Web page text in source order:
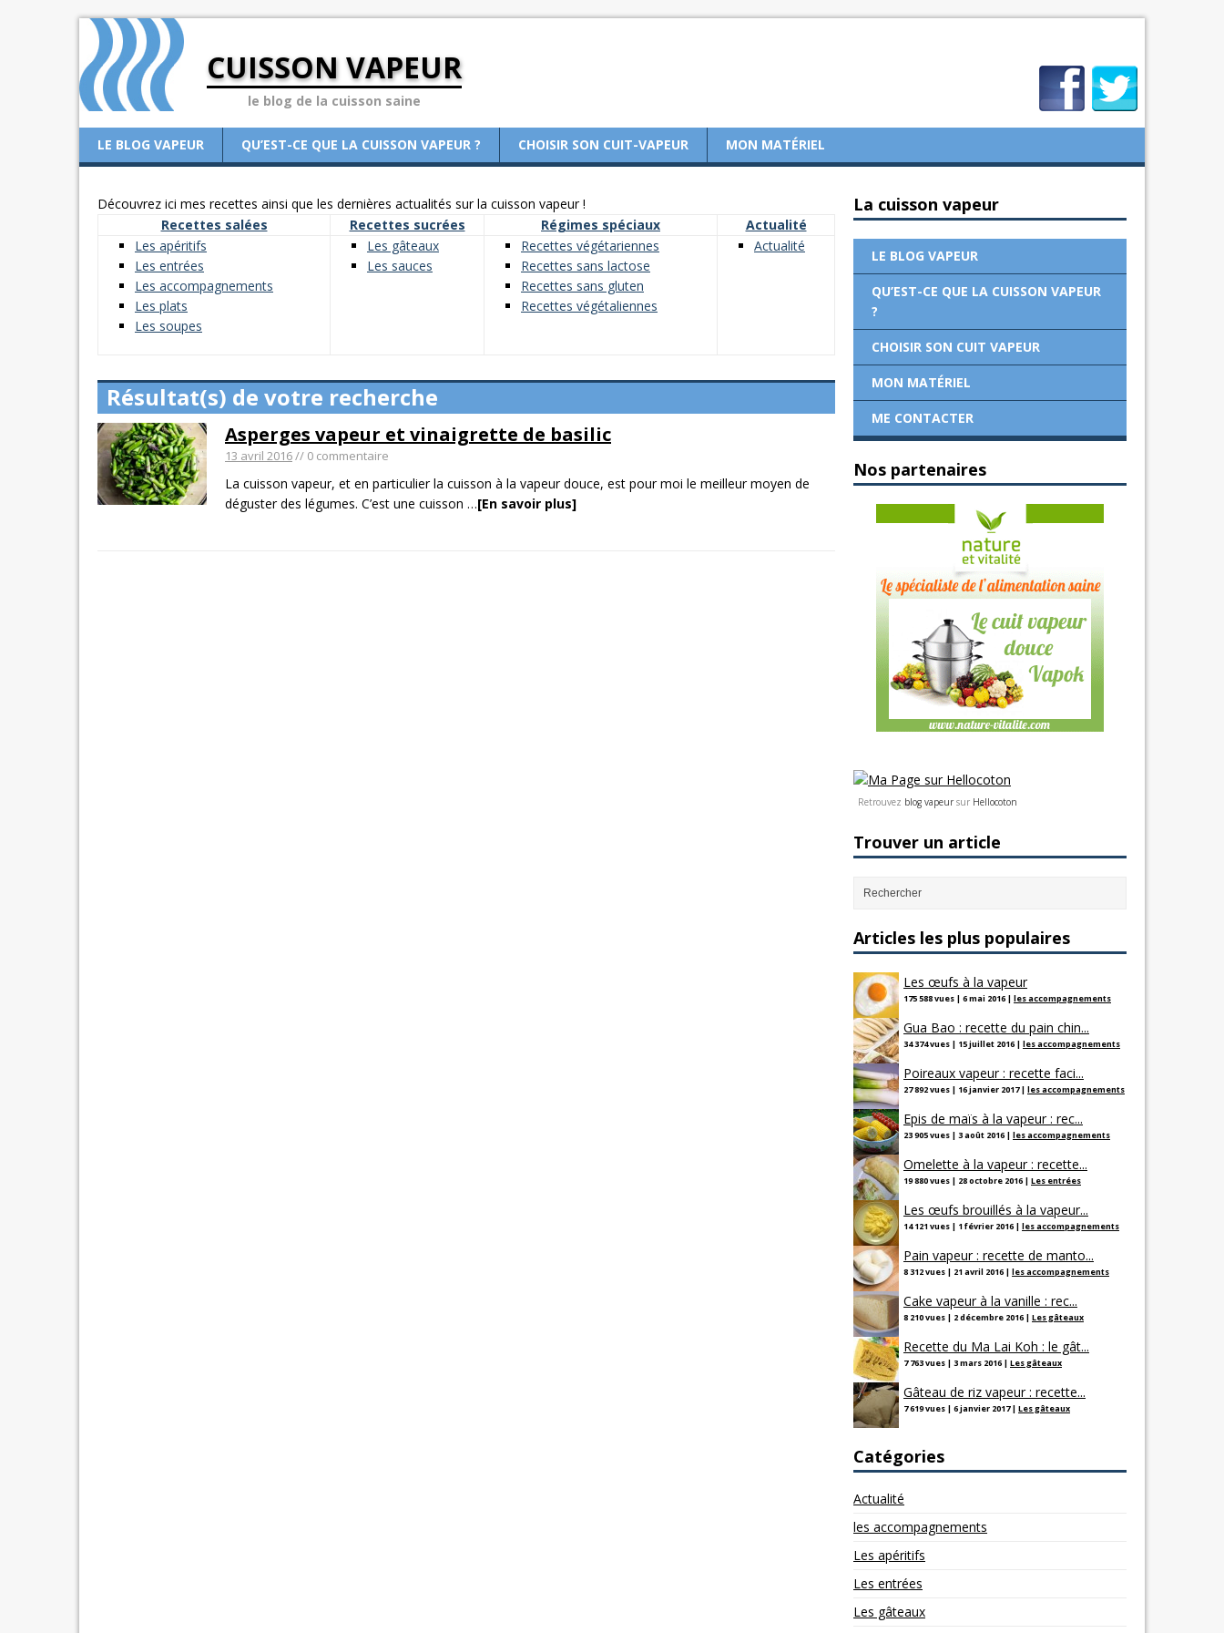
CUISSON VAPEUR
le blog de la cuisson saine
LE BLOG VAPEUR QU’EST-CE QUE LA CUISSON VAPEUR ? CHOISIR SON CUIT-VAPEUR MON MATÉRIEL
Découvrez ici mes recettes ainsi que les dernières actualités sur la cuisson vapeur !
Recettes salées
Recettes sucrées Régimes spéciaux
Actualité
Les apéritifs
Les entrées
Les accompagnements
Les plats
Les soupes
Les gâteaux
Les sauces
Recettes végétariennes
Recettes sans lactose
Recettes sans gluten
Recettes végétaliennes
Actualité
Résultat(s) de votre recherche
Asperges vapeur et vinaigrette de basilic
13 avril 2016// 0 commentaire
La cuisson vapeur, et en particulier la cuisson à la vapeur douce, est pour moi le meilleur moyen de
déguster des légumes. C’est une cuisson …[En savoir plus]
La cuisson vapeur
LE BLOG VAPEUR
QU’EST-CE QUE LA CUISSON VAPEUR
?
CHOISIR SON CUIT VAPEUR
MON MATÉRIEL
ME CONTACTER
Nos partenaires
Retrouvez blog vapeur sur Hellocoton
Trouver un article
Articles les plus populaires
Les œufs à la vapeur
175 588 vues | 6 mai 2016 | les accompagnements
Gua Bao : recette du pain chin...
34 374 vues | 15 juillet 2016 | les accompagnements
Poireaux vapeur : recette faci...
27 892 vues | 16 janvier 2017| les accompagnements
Epis de maïs à la vapeur : rec...
23 905 vues | 3 août 2016 | les accompagnements
Omelette à la vapeur : recette...
19 880 vues | 28 octobre 2016 | Les entrées
Les œufs brouillés à la vapeur...
14 121 vues | 1 février 2016 | les accompagnements
Pain vapeur : recette de manto...
8 312 vues | 21 avril 2016 | les accompagnements
Cake vapeur à la vanille : rec...
8 210 vues | 2 décembre 2016 | Les gâteaux
Recette du Ma Lai Koh : le gât...
7 763 vues | 3 mars 2016 | Les gâteaux
Gâteau de riz vapeur : recette...
7 619 vues | 6 janvier 2017| Les gâteaux
Catégories
Actualité
les accompagnements
Les apéritifs
Les entrées
Les gâteaux